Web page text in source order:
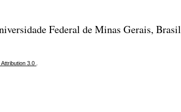
Federal de Minas Gerais, Brasil
Attribution 3.0